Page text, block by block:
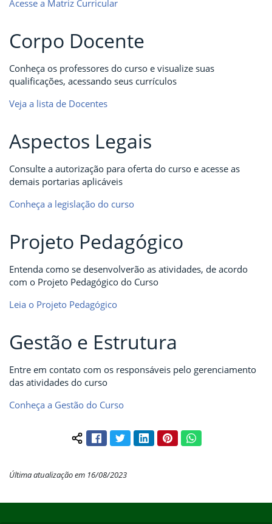
Acesse a Matriz Curricular
Corpo Docente
Conheça os professores do curso e visualize suas
qualificações, acessando seus currículos
Veja a lista de Docentes
Aspectos Legais
Consulte a autorização para oferta do curso e acesse as
demais portarias aplicáveis
Conheça a legislação do curso
Projeto Pedagógico
Entenda como se desenvolverão as atividades, de acordo
com o Projeto Pedagógico do Curso
Leia o Projeto Pedagógico
Gestão e Estrutura
Entre em contato com os responsáveis pelo gerenciamento
das atividades do curso
Conheça a Gestão do Curso
Compartilhar conteúdo:
FacebookTwitterLinkedInPinterestWhatsApp
Última atualização em 16/08/2023